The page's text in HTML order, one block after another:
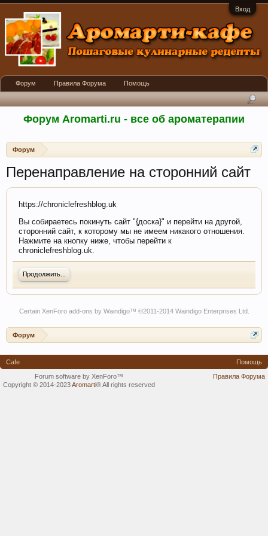
Вход
Форум Aromarti.ru - все об ароматерапии
Форум
Перенаправление на сторонний сайт
https://chroniclefreshblog.uk
Вы собираетесь покинуть сайт "{доска}" и перейти на другой,
сторонний сайт, к которому мы не имеем никакого отношения.
Нажмите на кнопку ниже, чтобы перейти к
chroniclefreshblog.uk.
Продолжить...
Certain XenForo add-ons by Waindigo™ ©2011-2014 Waindigo Enterprises Ltd.
Форум
Форум Правила Форума Помощь
Cafe
Помощь
Правила Форума
Forum software by XenForo™
Copyright © 2014-2023Aromarti®All rights reserved